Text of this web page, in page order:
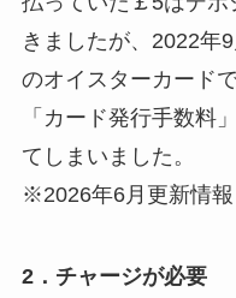
きましたが、2022年
のオイスターカード
「カード発行手数料
てしまいました。
※2026年6月更新情報
2．チャージが必要